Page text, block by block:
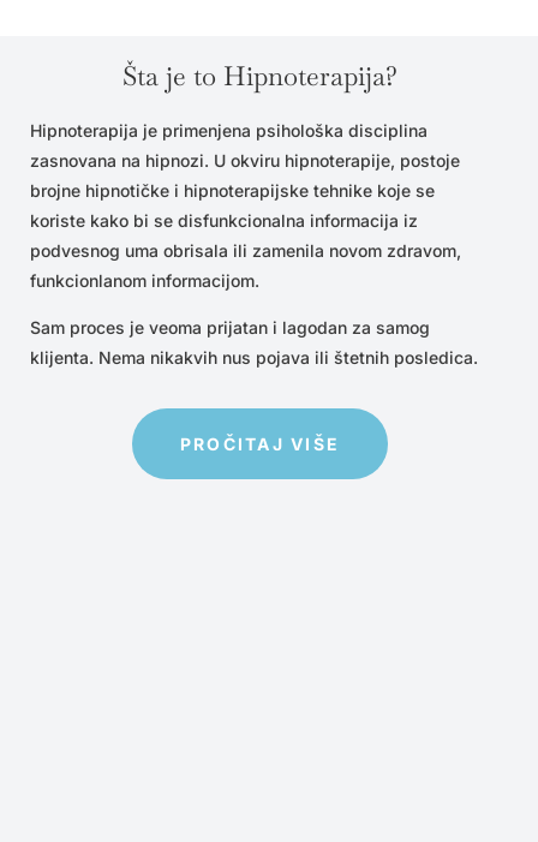
Šta je to Hipnoterapija?
Hipnoterapija je primenjena psihološka disciplina
zasnovana na hipnozi. U okviru hipnoterapije, postoje
brojne hipnotičke i hipnoterapijske tehnike koje se
koriste kako bi se disfunkcionalna informacija iz
podvesnog uma obrisala ili zamenila novom zdravom,
funkcionlanom informacijom.
Sam proces je veoma prijatan i lagodan za samog
klijenta. Nema nikakvih nus pojava ili štetnih posledica.
PROČITAJ VIŠE